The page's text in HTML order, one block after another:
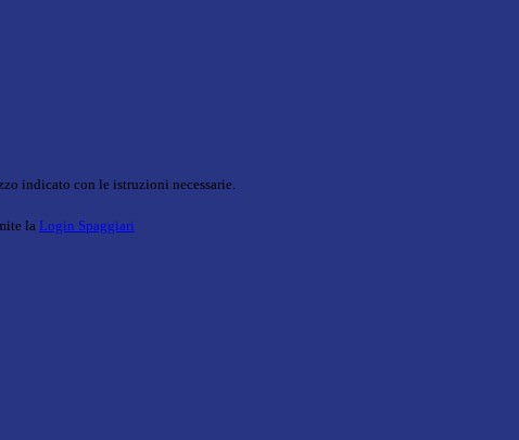
indicato con le istruzioni necessarie.
la Login Spaggiari